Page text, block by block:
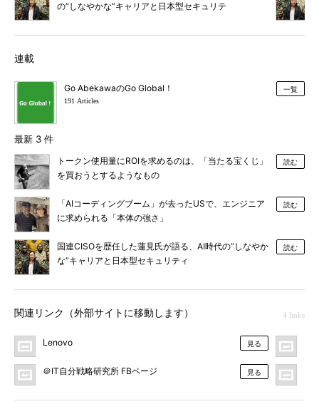
の“しなやかな”キャリアと日本型セキュリテ
連載
Go AbekawaのGo Global！
191 Articles
一覧
最新 3 件
トークン使用量にROIを求めるのは、「当たる宝くじ」
を買おうとするようなもの
読む
「AIコーディングブーム」が去ったUSで、エンジニア
に求められる「本体の強さ」
読む
国連CISOを歴任した蓮見氏が語る、AI時代の“しなやか
な”キャリアと日本型セキュリティ
読む
関連リンク（外部サイトに移動します） 4 links
Lenovo 見る
＠IT自分戦略研究所 FBページ 見る